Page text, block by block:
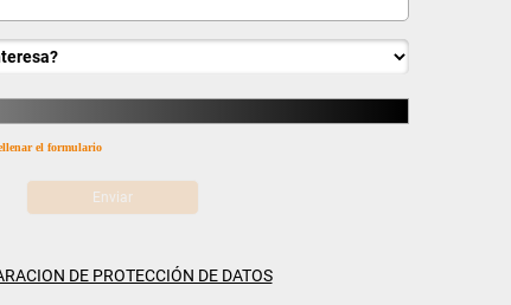
el formulario
DE PROTECCIÓN DE DATOS